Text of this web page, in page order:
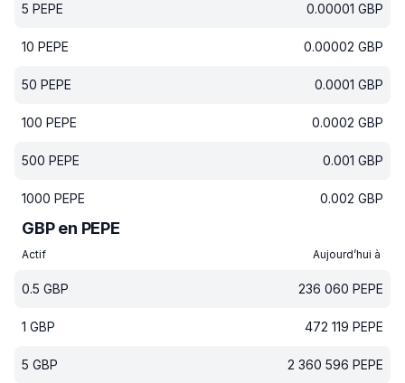
5 PEPE 0.00001 GBP
10 PEPE 0.00002 GBP
50 PEPE 0.0001 GBP
100 PEPE 0.0002 GBP
500 PEPE 0.001 GBP
1000 PEPE 0.002 GBP
GBP en PEPE
Actif Aujourd’hui à
0.5 GBP 236 060 PEPE
1 GBP 472 119 PEPE
5 GBP 2 360 596 PEPE